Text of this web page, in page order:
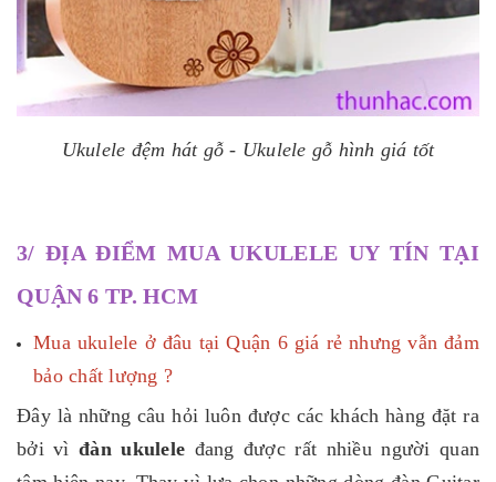
Ukulele đệm hát gỗ - Ukulele gỗ hình giá tốt
3/ ĐỊA ĐIỂM MUA UKULELE UY TÍN TẠI
QUẬN 6 TP. HCM
Mua ukulele ở đâu tại Quận 6 giá rẻ nhưng vẫn đảm
bảo chất lượng ?
Đây là những câu hỏi luôn được các khách hàng đặt ra
bởi vìđàn ukulele đang được rất nhiều người quan